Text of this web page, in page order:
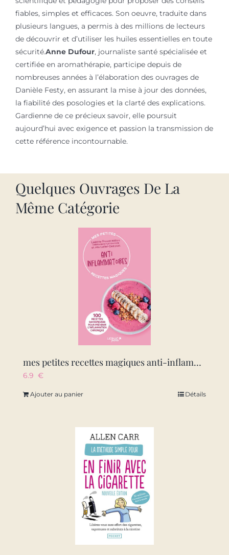
fiables, simples et efficaces. Son oeuvre, traduite dans
plusieurs langues, a permis à des millions de lecteurs
de découvrir et d’utiliser les huiles essentielles en toute
sécurité.Anne Dufour, journaliste santé spécialisée et
certifiée en aromathérapie, participe depuis de
nombreuses années à l’élaboration des ouvrages de
Danièle Festy, en assurant la mise à jour des données,
la fiabilité des posologies et la clarté des explications.
Gardienne de ce précieux savoir, elle poursuit
aujourd’hui avec exigence et passion la transmission de
cette référence incontournable.
Quelques Ouvrages De La
Même Catégorie
mes petites recettes magiques anti-inflammatoires – edition 2023 – 100 recettes savoureuses pour pre
6.9 €
Ajouter au panier Détails